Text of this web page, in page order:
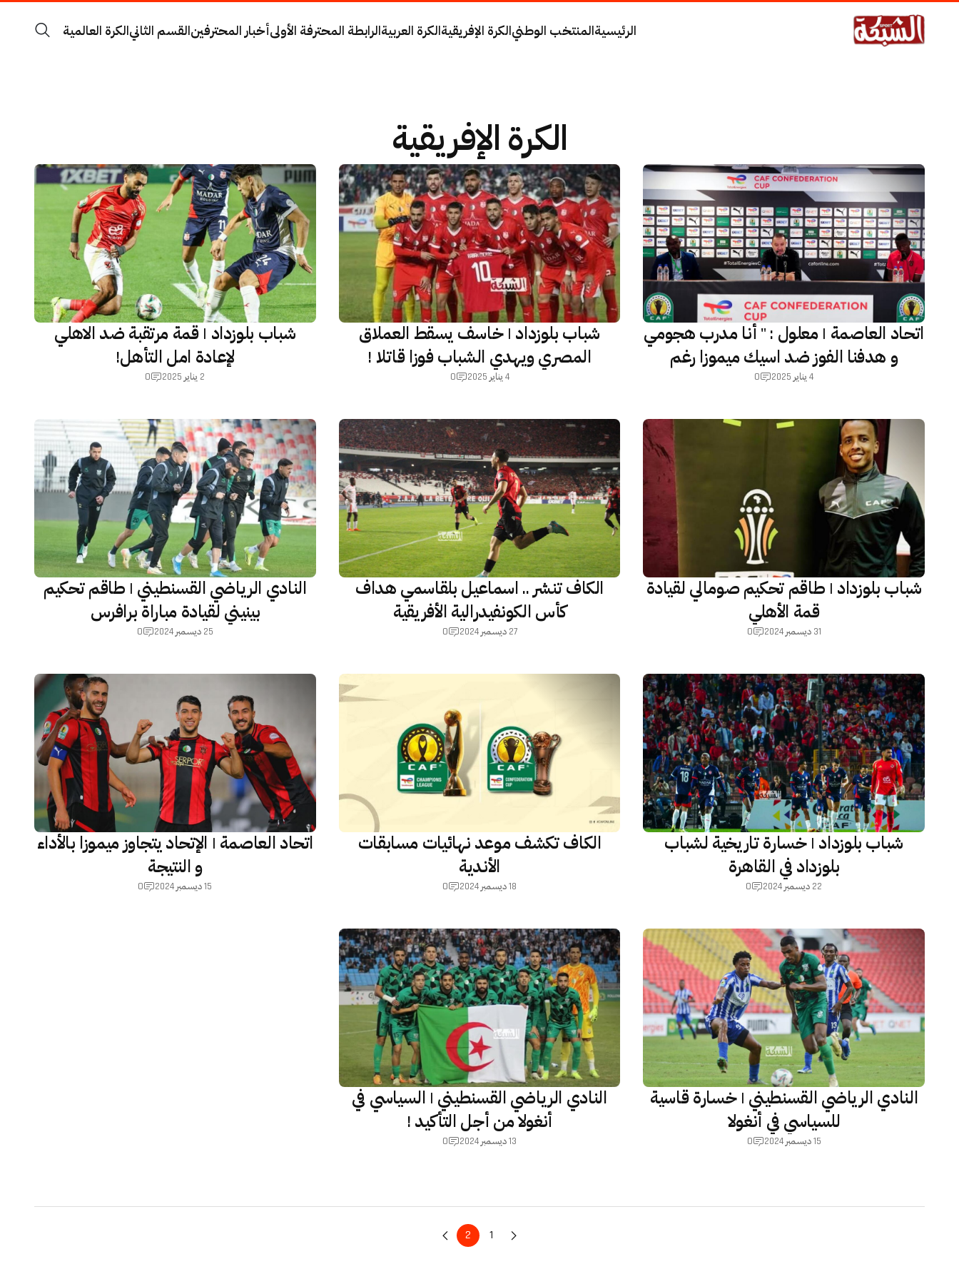
الرئيسيةالمنتخب الوطنيالكرة الإفريقيةالكرة العربيةالرابطة المحترفة الأولىأخبار المحترفينالقسم الثانيالكرة العالمية
الكرة الإفريقية
اتحاد العاصمة | معلول : " أنا مدرب هجومي
و هدفنا الفوز ضد اسيك ميموزا رغم
الغيابات الكثيرة " !
4 يناير 2025 0
شباب بلوزداد | خاسف يسقط العملاق
المصري ويهدي الشباب فوزا قاتلا !
4 يناير 2025 0
شباب بلوزداد | قمة مرتقبة ضد الاهلي
لإعادة امل التأهل!
2 يناير 2025 0
شباب بلوزداد | طاقم تحكيم صومالي لقيادة
قمة الأهلي
31 ديسمبر 2024 0
الكاف تنشر .. اسماعيل بلقاسمي هداف
كأس الكونفيدرالية الأفريقية
27 ديسمبر 2024 0
النادي الرياضي القسنطيني | طاقم تحكيم
بينيني لقيادة مباراة برافرس
25 ديسمبر 2024 0
شباب بلوزداد | خسارة تاريخية لشباب
بلوزداد في القاهرة
22 ديسمبر 2024 0
الكاف تكشف موعد نهائيات مسابقات
الأندية
18 ديسمبر 2024 0
اتحاد العاصمة | الإتحاد يتجاوز ميموزا بالأداء
و النتيجة
15 ديسمبر 2024 0
النادي الرياضي القسنطيني | خسارة قاسية
للسياسي في أنغولا
15 ديسمبر 2024 0
النادي الرياضي القسنطيني | السياسي في
أنغولا من أجل التأكيد !
13 ديسمبر 2024 0
1
2